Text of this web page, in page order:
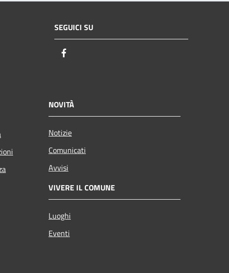
SEGUICI SU
NOVITÀ
Notizie
Comunicati
Avvisi
VIVERE IL COMUNE
Luoghi
Eventi